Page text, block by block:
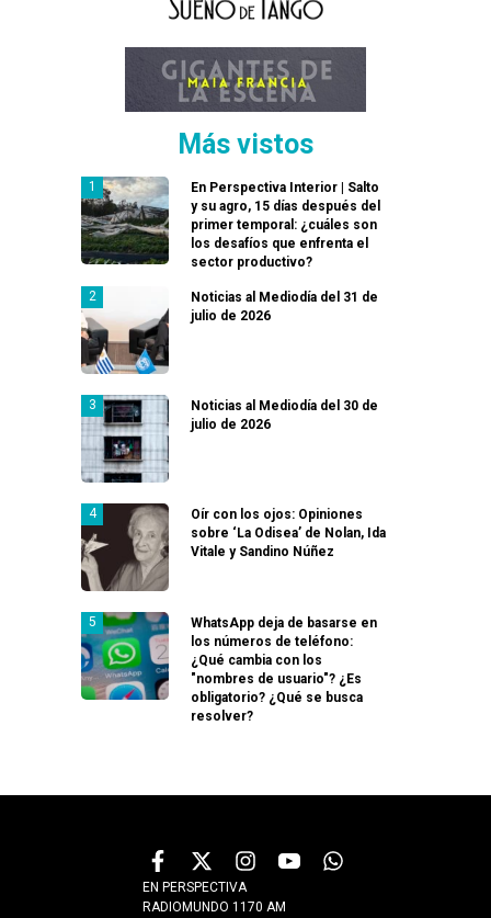
Más vistos
En Perspectiva Interior | Salto
y su agro, 15 días después del
primer temporal: ¿cuáles son
los desafíos que enfrenta el
sector productivo?
Noticias al Mediodía del 31 de
julio de 2026
Noticias al Mediodía del 30 de
julio de 2026
Oír con los ojos: Opiniones
sobre ‘La Odisea’ de Nolan, Ida
Vitale y Sandino Núñez
WhatsApp deja de basarse en
los números de teléfono:
¿Qué cambia con los
"nombres de usuario"? ¿Es
obligatorio? ¿Qué se busca
resolver?
EN PERSPECTIVA
RADIOMUNDO 1170 AM